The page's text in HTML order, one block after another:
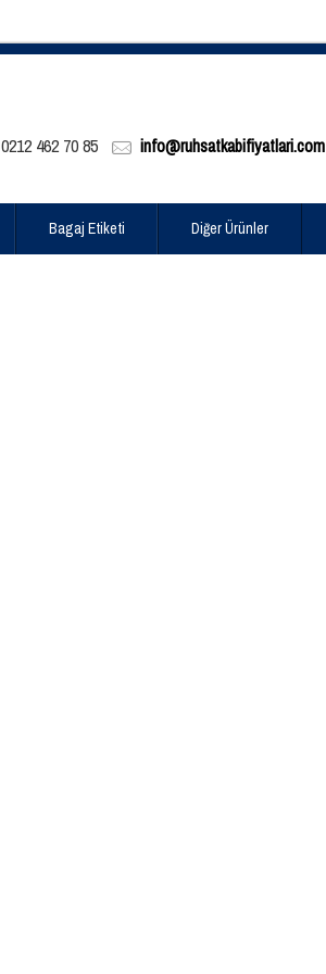
0212 462 70 85 info@ruhsatkabifiyatlari.com
Bagaj Etiketi Diğer Ürünler